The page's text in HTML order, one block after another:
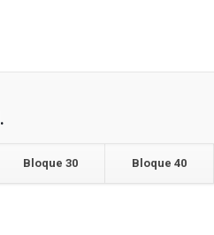
Bloque 30 Bloque 40